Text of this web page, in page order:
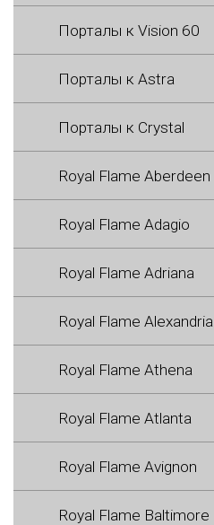
Порталы к Vision 60
Порталы к Astra
Порталы к Crystal
Royal Flame Aberdeen
Royal Flame Adagio
Royal Flame Adriana
Royal Flame Alexandria
Royal Flame Athena
Royal Flame Atlanta
Royal Flame Avignon
Royal Flame Baltimore